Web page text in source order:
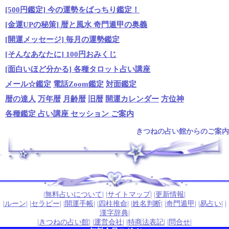
[500円鑑定] 今の運勢をばっちり鑑定！
[金運UPの秘策] 暦と風水 奇門遁甲の奥義
[開運メッセージ] 毎月の運勢鑑定
[そんなあなたに] 100円おみくじ
[面白いほど分かる] 各種タロット占い講座
メール☆鑑定 電話Zoom鑑定 対面鑑定
暦の達人 万年暦 月齢暦 旧暦 開運カレンダー 方位神
各種鑑定 占い講座 セッション ご案内
きつねの占い館からのご案内
無料占いについて サイトマップ 更新情報
ルーン セラピー 開運手帳 四柱推命 姓名判断| | 奇門遁甲 易占い
漢字辞典|
きつねの占い館 運営会社 特商法表記 問合せ